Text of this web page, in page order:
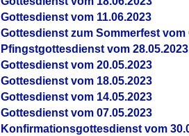
Gottesdienst vom 11.06.2023
Gottesdienst zum Sommerfest vom
Pfingstgottesdienst vom 28.05.2023
Gottesdienst vom 20.05.2023
Gottesdienst vom 18.05.2023
Gottesdienst vom 14.05.2023
Gottesdienst vom 07.05.2023
Konfirmationsgottesdienst vom